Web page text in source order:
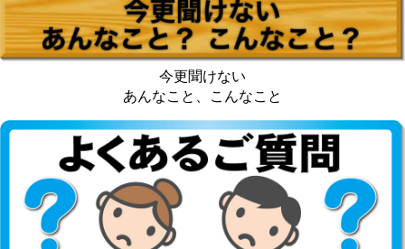
今更聞けない
あんなこと、こんなこと